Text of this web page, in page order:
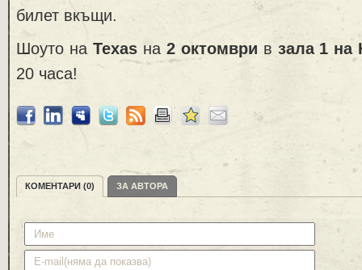
билет вкъщи.
Шоуто наTexasна2 октомври в зала 1 на
20 часа!
КОМЕНТАРИ (0) ЗА АВТОРА